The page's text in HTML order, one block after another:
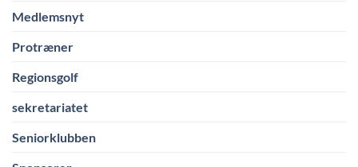
Medlemsnyt
Protræner
Regionsgolf
sekretariatet
Seniorklubben